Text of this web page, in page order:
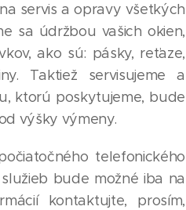
servis a opravy všetkých
sa údržbou vašich okien,
ako sú: pásky, reťaze,
Taktiež servisujeme a
ktorú poskytujeme, bude
výšky výmeny.
telefonického
bude možné iba na
kontaktujte, prosím,